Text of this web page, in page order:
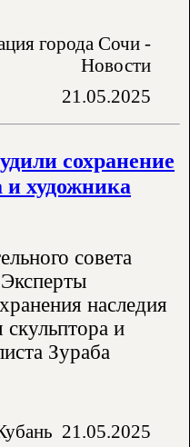
города Сочи -
Новости
21.05.2025
сохранение
и художника
совета
наследия
скульптора и
Зураба
21.05.2025